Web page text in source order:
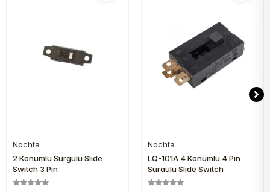
Nochta
2 Konumlu Sürgülü Slide
Switch 3 Pin
Nochta
LQ-101A 4 Konumlu 4 Pin
Sürgülü Slide Switch